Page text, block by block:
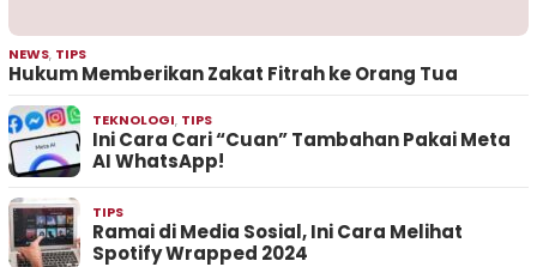
NEWS, TIPS
Hukum Memberikan Zakat Fitrah ke Orang Tua
TEKNOLOGI, TIPS
Ini Cara Cari “Cuan” Tambahan Pakai Meta
AI WhatsApp!
TIPS
Ramai di Media Sosial, Ini Cara Melihat
Spotify Wrapped 2024